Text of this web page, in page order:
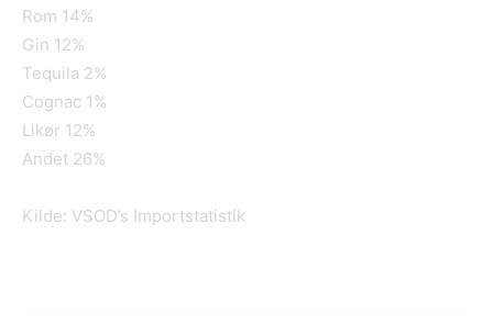
Rom 14%
Gin 12%
Tequila 2%
Cognac 1%
Likør 12%
Andet 26%
Kilde: VSOD’s Importstatistik